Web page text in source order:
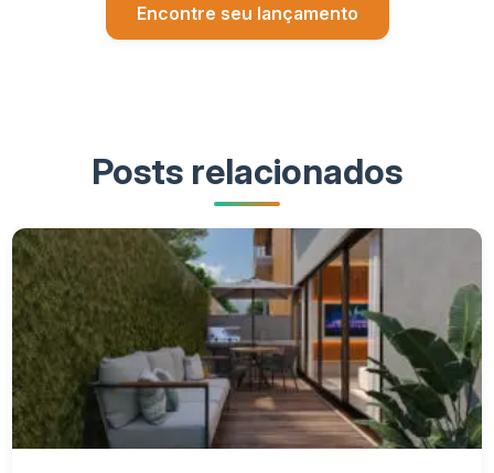
Encontre seu lançamento
Posts relacionados